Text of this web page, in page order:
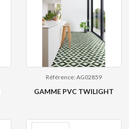
Référence: AG02859
GAMME PVC TWILIGHT